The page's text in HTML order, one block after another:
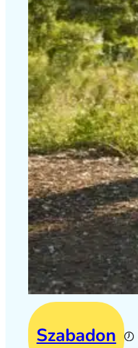
Szabadon